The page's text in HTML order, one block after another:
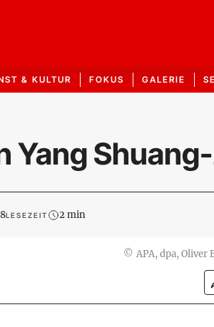
& KULTUR FOKUS GALERIE
Yang
LESEZEIT 2 min
© APA, dpa, Oliver